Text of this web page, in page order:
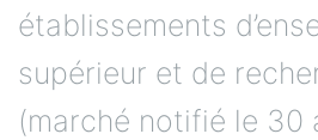
établissements
supérieur et de
(marché notifié le 30